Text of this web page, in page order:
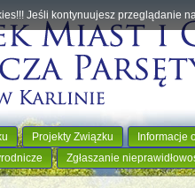
Projekty Związku
Informacje
Zgłaszanie
Jeśli kontynuujesz przeglądanie